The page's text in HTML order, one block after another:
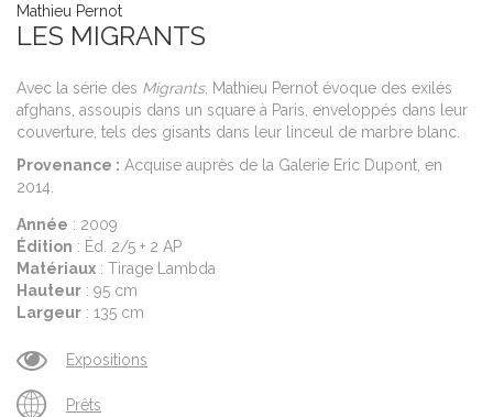
Mathieu Pernot
LES MIGRANTS
Avec la série des Migrants, Mathieu Pernot évoque des exilés
afghans, assoupis dans un square à Paris, enveloppés dans leur
couverture, tels des gisants dans leur linceul de marbre blanc.
Provenance : Acquise auprès de la Galerie Eric Dupont, en
2014.
Année : 2009
Édition : Éd. 2/5 + 2 AP
Matériaux : Tirage Lambda
Hauteur : 95 cm
Largeur : 135 cm
Expositions
Prêts